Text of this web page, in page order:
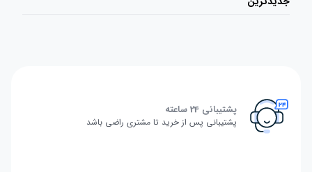
پشتیبانی 24 ساعته
پشتیبانی پس از خرید تا مشتری راضی باشد